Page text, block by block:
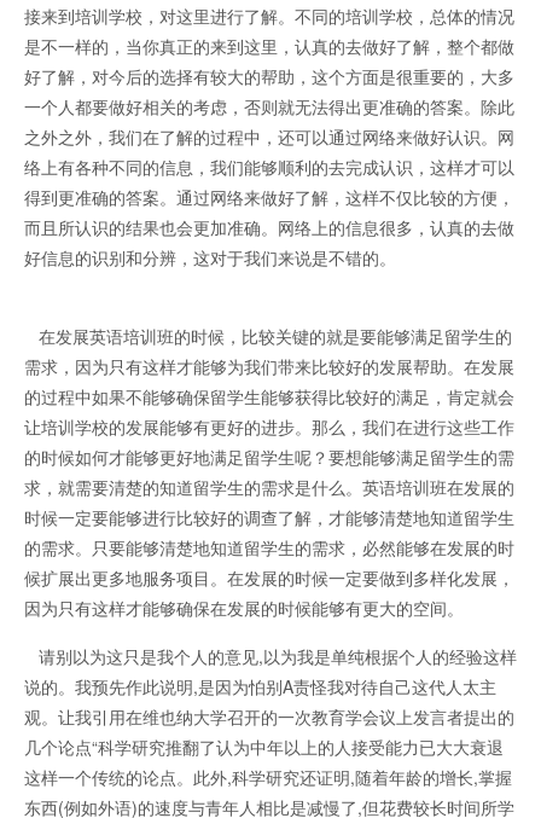
接来到培训学校，对这里进行了解。不同的培训学校，总体的情况
是不一样的，当你真正的来到这里，认真的去做好了解，整个都做
好了解，对今后的选择有较大的帮助，这个方面是很重要的，大多
一个人都要做好相关的考虑，否则就无法得出更准确的答案。除此
之外之外，我们在了解的过程中，还可以通过网络来做好认识。网
络上有各种不同的信息，我们能够顺利的去完成认识，这样才可以
得到更准确的答案。通过网络来做好了解，这样不仅比较的方便，
而且所认识的结果也会更加准确。网络上的信息很多，认真的去做
好信息的识别和分辨，这对于我们来说是不错的。
在发展英语培训班的时候，比较关键的就是要能够满足留学生的
需求，因为只有这样才能够为我们带来比较好的发展帮助。在发展
的过程中如果不能够确保留学生能够获得比较好的满足，肯定就会
让培训学校的发展能够有更好的进步。那么，我们在进行这些工作
的时候如何才能够更好地满足留学生呢？要想能够满足留学生的需
求，就需要清楚的知道留学生的需求是什么。英语培训班在发展的
时候一定要能够进行比较好的调查了解，才能够清楚地知道留学生
的需求。只要能够清楚地知道留学生的需求，必然能够在发展的时
候扩展出更多地服务项目。在发展的时候一定要做到多样化发展，
因为只有这样才能够确保在发展的时候能够有更大的空间。
请别以为这只是我个人的意见,以为我是单纯根据个人的经验这样
说的。我预先作此说明,是因为怕别A责怪我对待自己这代人太主
观。让我引用在维也纳大学召开的一次教育学会议上发言者提出的
几个论点“科学研究推翻了认为中年以上的人接受能力已大大衰退
这样一个传统的论点。此外,科学研究还证明,随着年龄的增长,掌握
东西(例如外语)的速度与青年人相比是减慢了,但花费较长时间所学